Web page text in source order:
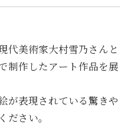
代美術家大村雪乃さんと
制作したアート作品を展
が表現されている驚きや
さい。